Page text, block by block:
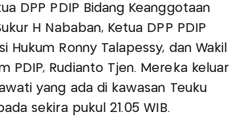
DPP PDIP Bidang Keanggotaan
H Nababan, Ketua DPP PDIP
Hukum Ronny Talapessy, dan Wakil
PDIP, Rudianto Tjen. Mereka keluar
yang ada di kawasan Teuku
sekira pukul 21.05 WIB.